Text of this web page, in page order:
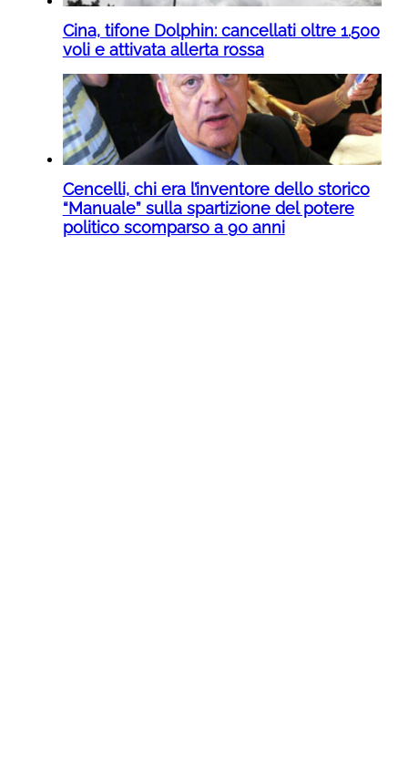
Cina, tifone Dolphin: cancellati oltre 1.500
voli e attivata allerta rossa
Cencelli, chi era l’inventore dello storico
“Manuale” sulla spartizione del potere
politico scomparso a 90 anni